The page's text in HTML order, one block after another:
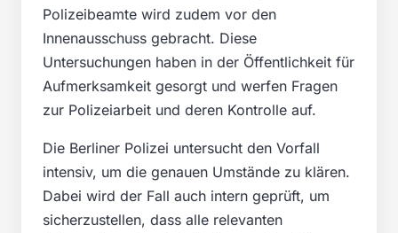
Polizeibeamte wird zudem vor den
Innenausschuss gebracht. Diese
Untersuchungen haben in der Öffentlichkeit für
Aufmerksamkeit gesorgt und werfen Fragen
zur Polizeiarbeit und deren Kontrolle auf.
Die Berliner Polizei untersucht den Vorfall
intensiv, um die genauen Umstände zu klären.
Dabei wird der Fall auch intern geprüft, um
sicherzustellen, dass alle relevanten